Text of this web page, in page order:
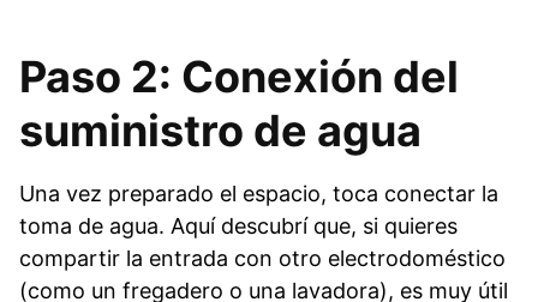
Paso 2: Conexión del
suministro de agua
Una vez preparado el espacio, toca conectar la
toma de agua. Aquí descubrí que, si quieres
compartir la entrada con otro electrodoméstico
(como un fregadero o una lavadora), es muy útil